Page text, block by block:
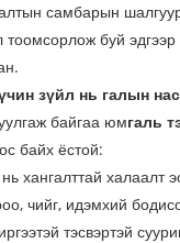
самбарын
буй
зүйл нь галын
байгаа юмгаль
байх ёстой:
хангалттай халаалт
чийг, идэмхий
тэсвэртэй